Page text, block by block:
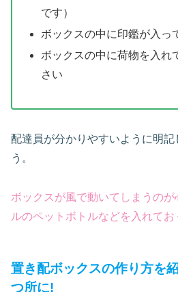
です）
ボックスの中に印鑑が入っ
ボックスの中に荷物を入れ
さい
配達員が分かりやすいように明記
う。
ボックスが風で動いてしまうのが
ルのペットボトルなどを入れてお
置き配ボックスの作り方を
つ所に!